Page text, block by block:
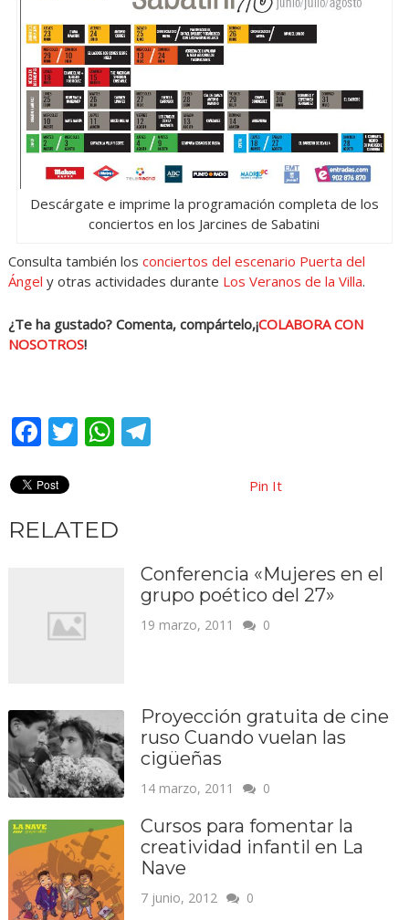
Descárgate e imprime la programación completa de los
conciertos en los Jarcines de Sabatini
Consulta también los conciertos del escenario Puerta del
Ángel y otras actividades durante Los Veranos de la Villa.
¿Te ha gustado? Comenta, compártelo,¡COLABORA CON
NOSOTROS!
Facebook
Twitter
WhatsApp
Telegram
Pin It
RELATED
Conferencia «Mujeres en el
grupo poético del 27»
19 marzo, 2011 0
Proyección gratuita de cine
ruso Cuando vuelan las
cigüeñas
14 marzo, 2011 0
Cursos para fomentar la
creatividad infantil en La
Nave
7 junio, 2012 0